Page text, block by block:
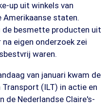
up uit winkels van
Amerikaanse staten.
de besmette producten uit
na eigen onderzoek zei
waren.
van januari kwam de
(ILT) in actie en
de Nederlandse Claire's-